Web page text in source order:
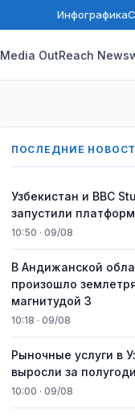
Инфографика
Media OutReach
ПОСЛЕДНИЕ
Узбекистан и BBC
запустили
10:50 · 09/08
В Андижанской
произошло
магнитудой 3
10:18 · 09/08
Рыночные услуги в
выросли за
10:00 · 09/08